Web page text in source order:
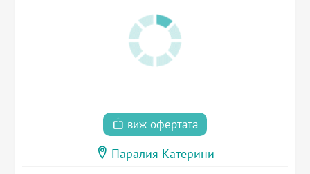
виж офертата
Паралия Катерини